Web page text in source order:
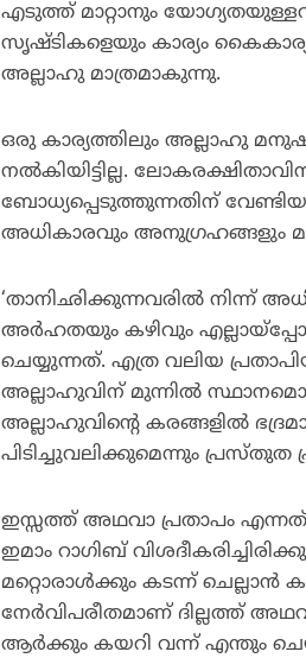
എടുത്ത് മാറ്റാനും
സൃഷ്ടികളെയും കാര്യം
അല്ലാഹു മാത്രമാകുന്നു.
ഒരു കാര്യത്തിലും അല്ലാഹു
നല്‍കിയിട്ടില്ല.
ബോധ്യപ്പെടുത്തുന്നതിന്
അധികാരവും അനുഗ്രഹങ്ങളും
‘താനിഛിക്കുന്നവരില്‍ നിന്ന്
അര്‍ഹതയും കഴിവും
ചെയ്യുന്നത്. എത്ര വലിയ
അല്ലാഹുവിന് മുന്നില്‍
അല്ലാഹുവിന്റെ കരങ്ങളില്‍
പിടിച്ചുവലിക്കുമെന്നും
ഇസ്സത്ത് അഥവാ പ്രതാപം
ഇമാം റാഗിബ്
മറ്റൊരാള്‍ക്കും കടന്ന്
നേര്‍വിപരീതമാണ് ദില്ലത്ത്
ആര്‍ക്കും കയറി വന്ന് എന്തും